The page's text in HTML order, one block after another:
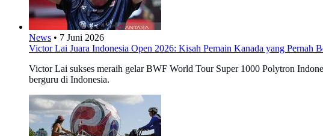
News • 7 Juni 2026
Victor Lai Juara Indonesia Open 2026: Kisah Pemain Kanada yang Pernah
Victor Lai sukses meraih gelar BWF World Tour Super 1000 Polytron
berguru di Indonesia.